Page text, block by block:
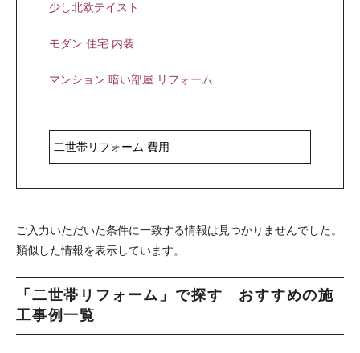
少し北欧テイスト
モダン 住宅 内装
マンション 暗い部屋 リフォーム
ご入力いただいた条件に一致する情報は見つかりませんでした。
類似した情報を表示しています。
「二世帯リフォーム」で探す おすすめの施
工事例一覧